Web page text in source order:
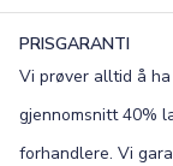
Script
PRISGARANTI
Vi prøver alltid å
gjennomsnitt 40%
forhandlere. Vi